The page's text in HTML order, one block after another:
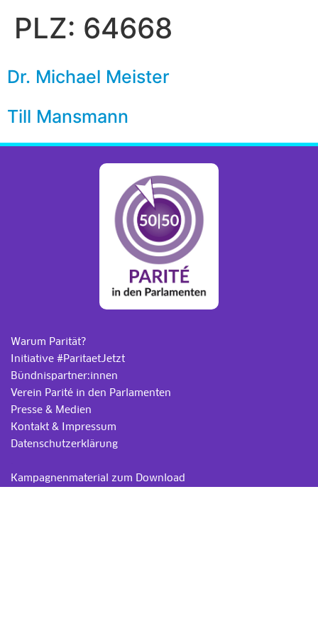
PLZ: 64668
Dr. Michael Meister
Till Mansmann
Warum Parität?
Initiative #ParitaetJetzt
Bündnispartner:innen
Verein Parité in den Parlamenten
Presse & Medien
Kontakt & Impressum
Datenschutzerklärung
Kampagnenmaterial zum Download